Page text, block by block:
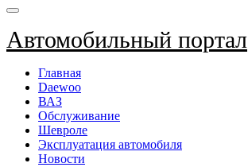
Автомобильный портал
Главная
Daewoo
ВАЗ
Обслуживание
Шевроле
Эксплуатация автомобиля
Новости